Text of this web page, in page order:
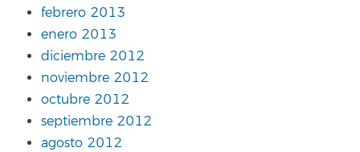
febrero 2013
enero 2013
diciembre 2012
noviembre 2012
octubre 2012
septiembre 2012
agosto 2012